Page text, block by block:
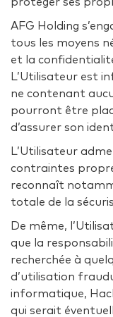
AFG Holding
tous les moyens
et la
L’Utilisateur est
ne contenant
pourront être
d’assurer son
L’Utilisateur
contraintes
reconnaît
totale de la
De même,
que la
recherchée à
d’utilisation
informatique,
qui serait